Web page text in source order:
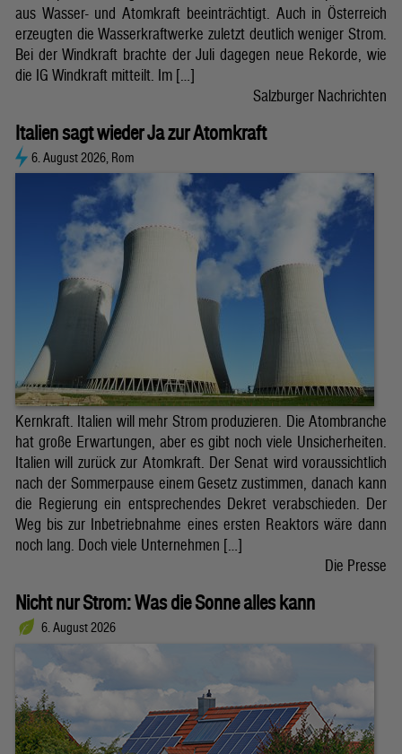
aus Wasser- und Atomkraft beeinträchtigt. Auch in Österreich
erzeugten die Wasserkraftwerke zuletzt deutlich weniger Strom.
Bei der Windkraft brachte der Juli dagegen neue Rekorde, wie
die IG Windkraft mitteilt. Im […]
Salzburger Nachrichten
Italien sagt wieder Ja zur Atomkraft
6. August 2026, Rom
Kernkraft. Italien will mehr Strom produzieren. Die Atombranche
hat große Erwartungen, aber es gibt noch viele Unsicherheiten.
Italien will zurück zur Atomkraft. Der Senat wird voraussichtlich
nach der Sommerpause einem Gesetz zustimmen, danach kann
die Regierung ein entsprechendes Dekret verabschieden. Der
Weg bis zur Inbetriebnahme eines ersten Reaktors wäre dann
noch lang. Doch viele Unternehmen […]
Die Presse
Nicht nur Strom: Was die Sonne alles kann
6. August 2026